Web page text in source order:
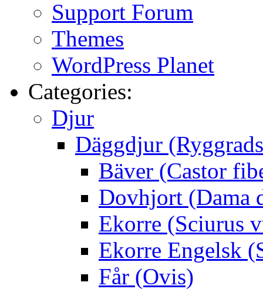
Support Forum
Themes
WordPress Planet
Categories:
Djur
Däggdjur
Bäver (Castor
Dovhjort (Dama
Ekorre (Sciurus
Ekorre Engelsk
Får (Ovis)